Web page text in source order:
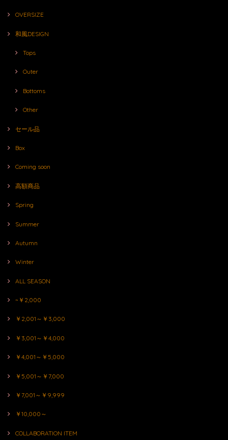
OVERSIZE
和風DESIGN
Tops
Outer
Bottoms
Other
セール品
Box
Coming soon
高額商品
Spring
Summer
Autumn
Winter
ALL SEASON
~￥2,000
￥2,001～￥3,000
￥3,001～￥4,000
￥4,001～￥5,000
￥5,001～￥7,000
￥7,001～￥9,999
￥10,000～
COLLABORATION ITEM